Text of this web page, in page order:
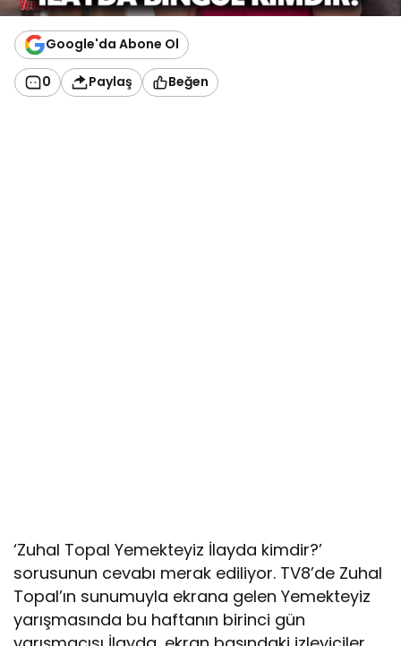
Google'da Abone Ol
0 Paylaş Beğen
‘Zuhal Topal Yemekteyiz İlayda kimdir?’
sorusunun cevabı merak ediliyor. TV8’de Zuhal
Topal’ın sunumuyla ekrana gelen Yemekteyiz
yarışmasında bu haftanın birinci gün